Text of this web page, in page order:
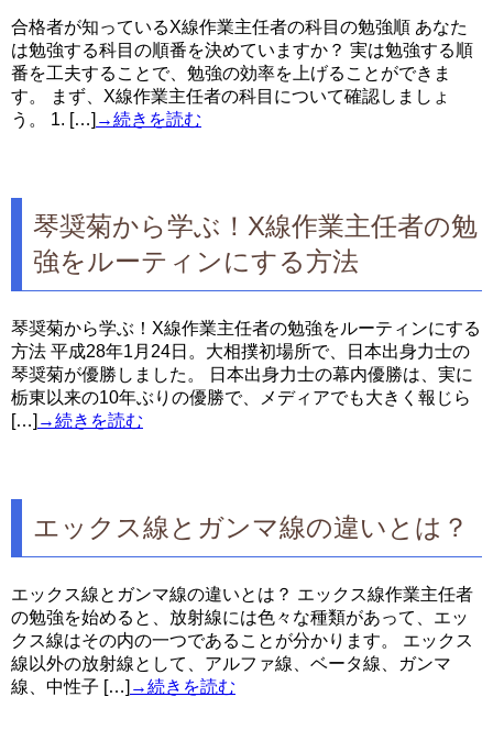
合格者が知っているX線作業主任者の科目の勉強順 あなた
は勉強する科目の順番を決めていますか？ 実は勉強する順
番を工夫することで、勉強の効率を上げることができま
す。 まず、X線作業主任者の科目について確認しましょ
う。 1. […] →続きを読む
琴奨菊から学ぶ！X線作業主任者の勉
強をルーティンにする方法
琴奨菊から学ぶ！X線作業主任者の勉強をルーティンにする
方法 平成28年1月24日。大相撲初場所で、日本出身力士の
琴奨菊が優勝しました。 日本出身力士の幕内優勝は、実に
栃東以来の10年ぶりの優勝で、メディアでも大きく報じら
[…] →続きを読む
エックス線とガンマ線の違いとは？
エックス線とガンマ線の違いとは？ エックス線作業主任者
の勉強を始めると、放射線には色々な種類があって、エッ
クス線はその内の一つであることが分かります。 エックス
線以外の放射線として、アルファ線、ベータ線、ガンマ
線、中性子 […] →続きを読む